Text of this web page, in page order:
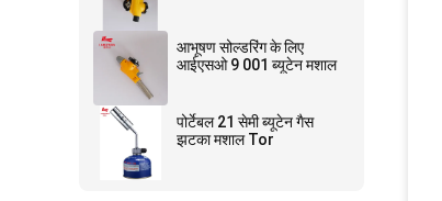
आभूषण सोल्डरिंग के लिए
आईएसओ 9 001 ब्यूटेन मशाल
पोर्टेबल 21 सेमी ब्यूटेन गैस
झटका मशाल Tor